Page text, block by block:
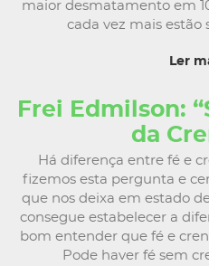
maior desmatamento em
cada vez mais estão
Ler
Frei Edmilson:
da
Há diferença entre fé e
fizemos esta pergunta e
que nos deixa em estado
consegue estabelecer a
bom entender que fé e
Pode haver fé sem